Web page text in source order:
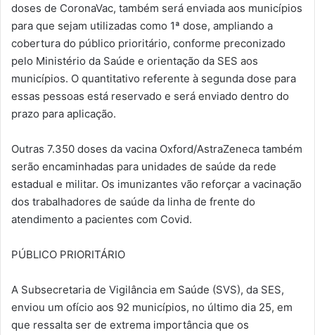
doses de CoronaVac, também será enviada aos municípios
para que sejam utilizadas como 1ª dose, ampliando a
cobertura do público prioritário, conforme preconizado
pelo Ministério da Saúde e orientação da SES aos
municípios. O quantitativo referente à segunda dose para
essas pessoas está reservado e será enviado dentro do
prazo para aplicação.
Outras 7.350 doses da vacina Oxford/AstraZeneca também
serão encaminhadas para unidades de saúde da rede
estadual e militar. Os imunizantes vão reforçar a vacinação
dos trabalhadores de saúde da linha de frente do
atendimento a pacientes com Covid.
PÚBLICO PRIORITÁRIO
A Subsecretaria de Vigilância em Saúde (SVS), da SES,
enviou um ofício aos 92 municípios, no último dia 25, em
que ressalta ser de extrema importância que os